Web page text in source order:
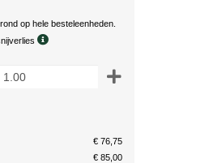
op hele besteleenheden.
€ 76,75
€ 85,00